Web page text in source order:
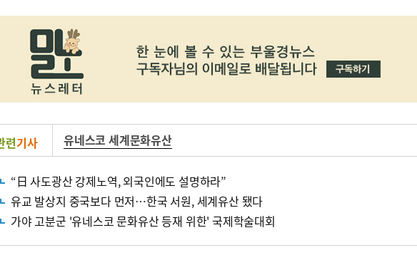
련기사 유네스코 세계문화유산
“日 사도광산 강제노역, 외국인에도 설명하라”
유교 발상지 중국보다 먼저…한국 서원, 세계유산 됐다
가야 고분군 '유네스코 문화유산 등재 위한' 국제학술대회